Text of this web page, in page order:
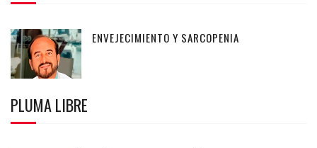
ENVEJECIMIENTO Y SARCOPENIA
PLUMA LIBRE